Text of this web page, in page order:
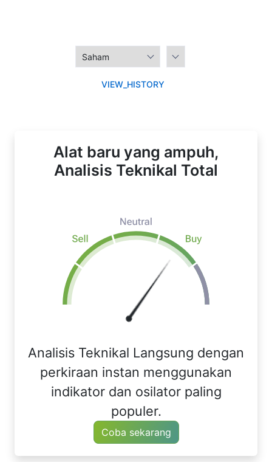
VIEW_HISTORY
Alat baru yang ampuh,
Analisis Teknikal Total
Analisis Teknikal Langsung dengan
perkiraan instan menggunakan
indikator dan osilator paling
populer.
Coba sekarang